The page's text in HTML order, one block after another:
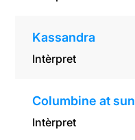
Kassandra
Intèrpret
Columbine at sun
Intèrpret